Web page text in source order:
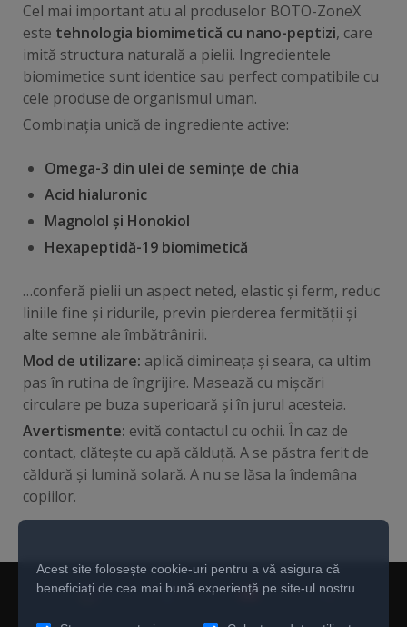
Cel mai important atu al produselor BOTO-ZoneX
este tehnologia biomimetică cu nano-peptizi, care
imită structura naturală a pielii. Ingredientele
biomimetice sunt identice sau perfect compatibile cu
cele produse de organismul uman.
Combinația unică de ingrediente active:
Omega-3 din ulei de semințe de chia
Acid hialuronic
Magnolol și Honokiol
Hexapeptidă-19 biomimetică
…conferă pielii un aspect neted, elastic și ferm, reduc
liniile fine și ridurile, previn pierderea fermității și
alte semne ale îmbătrânirii.
Mod de utilizare: aplică dimineața și seara, ca ultim
pas în rutina de îngrijire. Masează cu mișcări
circulare pe buza superioară și în jurul acesteia.
Avertismente: evită contactul cu ochii. În caz de
contact, clătește cu apă călduță. A se păstra ferit de
căldură și lumină solară. A nu se lăsa la îndemâna
copiilor.
Acest site folosește cookie-uri pentru a vă asigura că
beneficiați de cea mai bună experiență pe site-ul nostru.